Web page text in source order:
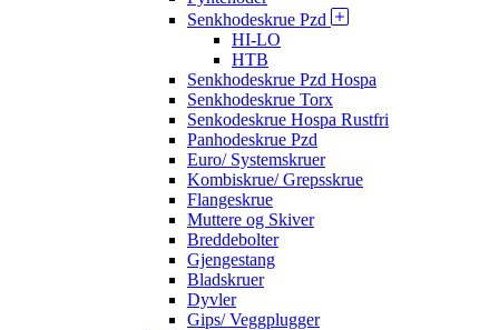
Senkhodeskrue Pzd
HI-LO
HTB
Senkhodeskrue Pzd Hospa
Senkhodeskrue Torx
Senkodeskrue Hospa Rustfri
Panhodeskrue Pzd
Euro/ Systemskruer
Kombiskrue/ Grepsskrue
Flangeskrue
Muttere og Skiver
Breddebolter
Gjengestang
Bladskruer
Dyvler
Gips/ Veggplugger